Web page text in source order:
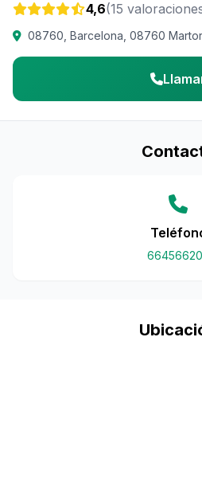
4,6(15
08760, Barcelona, 08760